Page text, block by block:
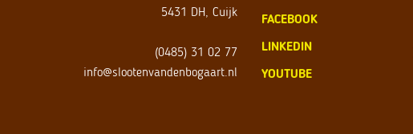
5431 DH, Cuijk
(0485) 31 02 77
info@slootenvandenbogaart.nl
FACEBOOK
LINKEDIN
YOUTUBE